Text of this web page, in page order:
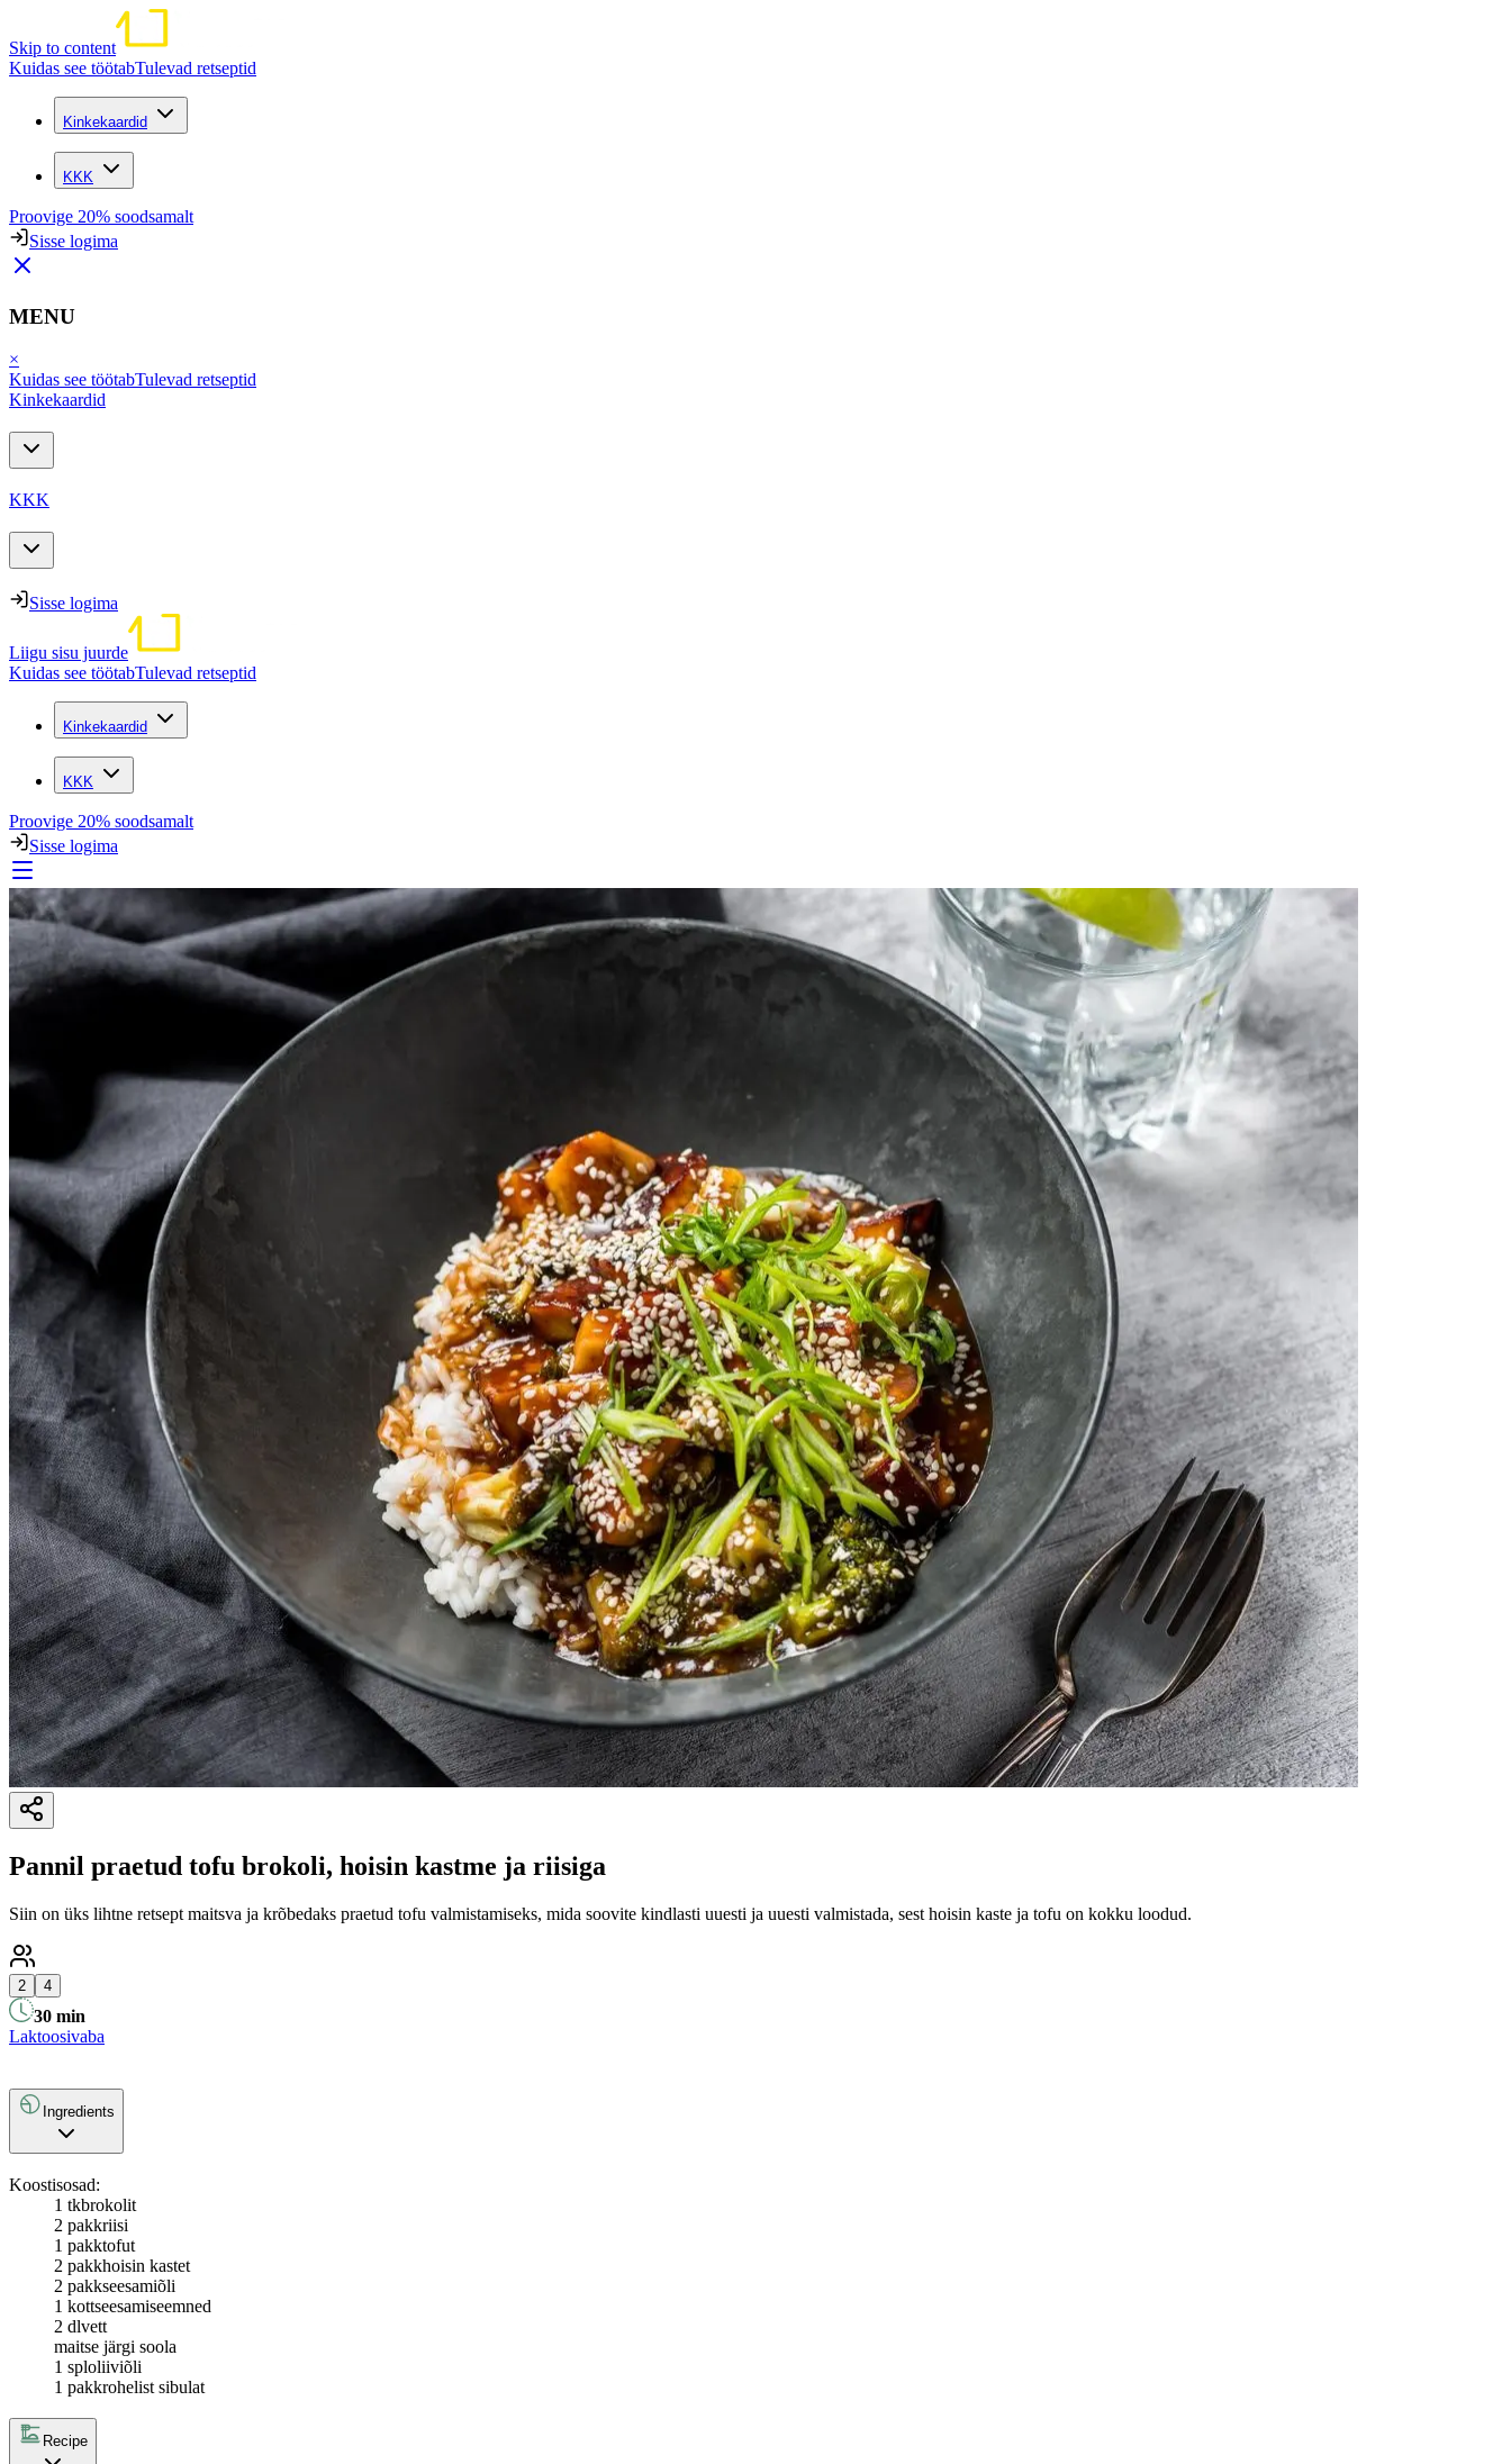
Skip to content
Kuidas see töötabTulevad retseptid
Kinkekaardid
KKK
Proovige 20% soodsamalt
Sisse logima
MENU
×
Kuidas see töötabTulevad retseptid
Kinkekaardid
KKK
Sisse logima
Liigu sisu juurde
Kuidas see töötabTulevad retseptid
Kinkekaardid
KKK
Proovige 20% soodsamalt
Sisse logima
Pannil praetud tofu brokoli, hoisin kastme ja riisiga
Siin on üks lihtne retsept maitsva ja krõbedaks praetud tofu valmistamiseks, mida soovite kindlasti uuesti ja uuesti valmistada, sest hoisin kaste ja tofu on kokku loodud.
2 4
30 min
Laktoosivaba
Ingredients
Koostisosad:
1 tkbrokolit
2 pakkriisi
1 pakktofut
2 pakkhoisin kastet
2 pakkseesamiõli
1 kottseesamiseemned
2 dlvett
maitse järgi soola
1 sploliiviõli
1 pakkrohelist sibulat
Recipe